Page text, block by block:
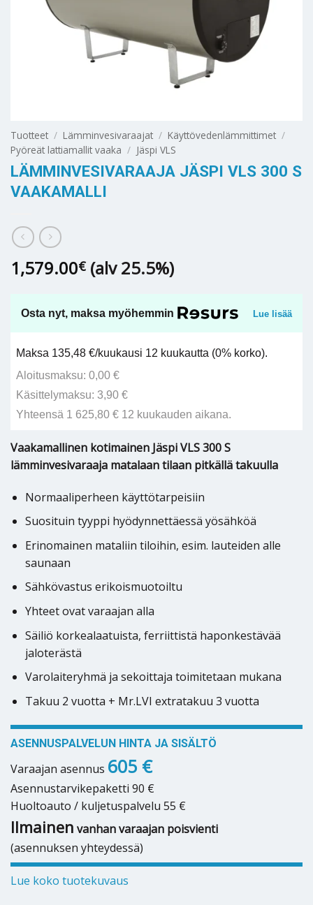
Tuotteet / Lämminvesivaraajat / Käyttövedenlämmittimet /
Pyöreät lattiamallit vaaka / Jäspi VLS
LÄMMINVESIVARAAJA JÄSPI VLS 300 S
VAAKAMALLI
1,579.00€ (alv 25.5%)
Osta nyt, maksa myöhemmin Lue lisää
Maksa 135,48 €/kuukausi 12 kuukautta (0% korko).
Aloitusmaksu: 0,00 €
Käsittelymaksu: 3,90 €
Yhteensä 1 625,80 € 12 kuukauden aikana.
Vaakamallinen kotimainen Jäspi VLS 300 S
lämminvesivaraaja matalaan tilaan pitkällä takuulla
Normaaliperheen käyttötarpeisiin
Suosituin tyyppi hyödynnettäessä yösähköä
Erinomainen mataliin tiloihin, esim. lauteiden alle
saunaan
Sähkövastus erikoismuotoiltu
Yhteet ovat varaajan alla
Säiliö korkealaatuista, ferriittistä haponkestävää
jaloterästä
Varolaiteryhmä ja sekoittaja toimitetaan mukana
Takuu 2 vuotta + Mr.LVI extratakuu 3 vuotta
ASENNUSPALVELUN HINTA JA SISÄLTÖ
Varaajan asennus 605 €
Asennustarvikepaketti 90 €
Huoltoauto / kuljetuspalvelu 55 €
Ilmainen vanhan varaajan poisvienti
(asennuksen yhteydessä)
Lue koko tuotekuvaus